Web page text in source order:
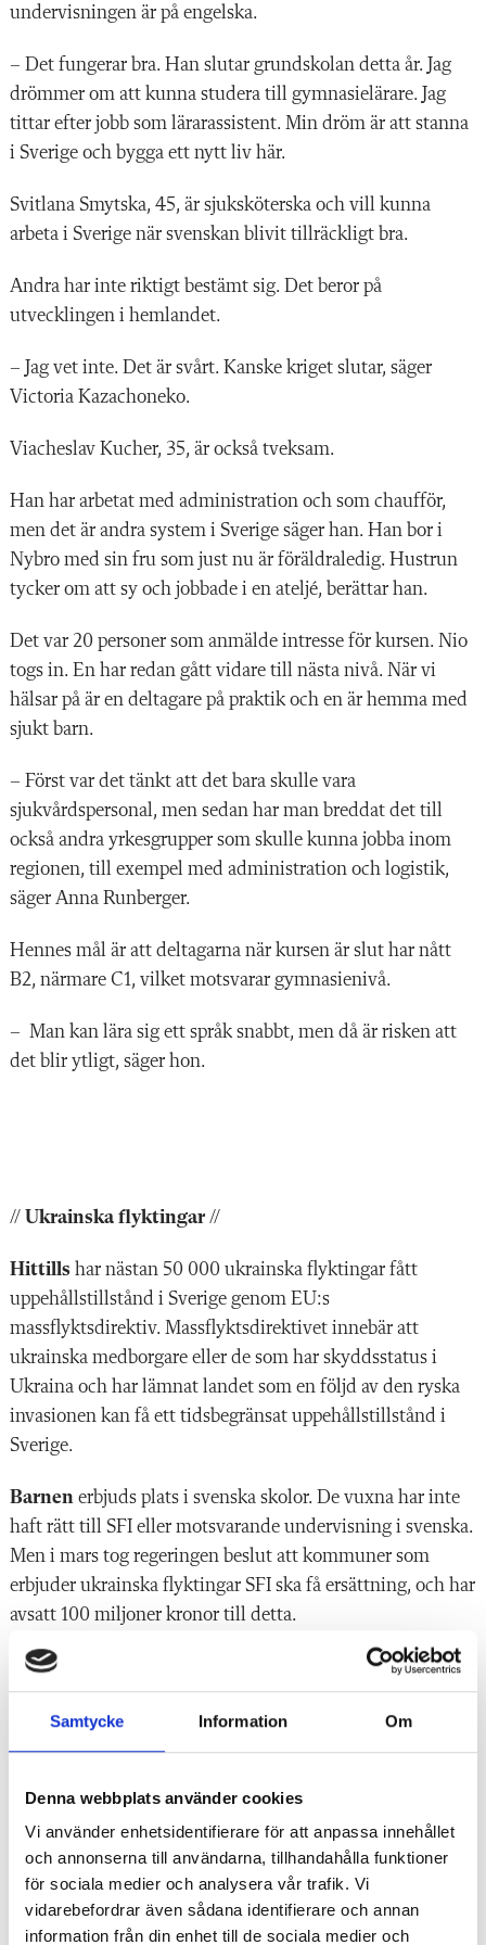
Samtycke Information Om
Denna webbplats använder cookies
Vi använder enhetsidentifierare för att anpassa innehållet
och annonserna till användarna, tillhandahålla funktioner
för sociala medier och analysera vår trafik. Vi
vidarebefordrar även sådana identifierare och annan
information från din enhet till de sociala medier och
undervisningen är på engelska.
– Det fungerar bra. Han slutar grundskolan detta år. Jag
drömmer om att kunna studera till gymnasielärare. Jag
tittar efter jobb som lärarassistent. Min dröm är att stanna
i Sverige och bygga ett nytt liv här.
Svitlana Smytska, 45, är sjuksköterska och vill kunna
arbeta i Sverige när svenskan blivit tillräckligt bra.
Andra har inte riktigt bestämt sig. Det beror på
utvecklingen i hemlandet.
– Jag vet inte. Det är svårt. Kanske kriget slutar, säger
Victoria Kazachoneko.
Viacheslav Kucher, 35, är också tveksam.
Han har arbetat med administration och som chaufför,
men det är andra system i Sverige säger han. Han bor i
Nybro med sin fru som just nu är föräldraledig. Hustrun
tycker om att sy och jobbade i en ateljé, berättar han.
Det var 20 personer som anmälde intresse för kursen. Nio
togs in. En har redan gått vidare till nästa nivå. När vi
hälsar på är en deltagare på praktik och en är hemma med
sjukt barn.
– Först var det tänkt att det bara skulle vara
sjukvårdspersonal, men sedan har man breddat det till
också andra yrkesgrupper som skulle kunna jobba inom
regionen, till exempel med administration och logistik,
säger Anna Runberger.
Hennes mål är att deltagarna när kursen är slut har nått
B2, närmare C1, vilket motsvarar gymnasienivå.
– Man kan lära sig ett språk snabbt, men då är risken att
det blir ytligt, säger hon.
// Ukrainska flyktingar //
Hittills har nästan 50 000 ukrainska flyktingar fått
uppehållstillstånd i Sverige genom EU:s
massflyktsdirektiv. Massflyktsdirektivet innebär att
ukrainska medborgare eller de som har skyddsstatus i
Ukraina och har lämnat landet som en följd av den ryska
invasionen kan få ett tidsbegränsat uppehållstillstånd i
Sverige.
Barnen erbjuds plats i svenska skolor. De vuxna har inte
haft rätt till SFI eller motsvarande undervisning i svenska.
Men i mars tog regeringen beslut att kommuner som
erbjuder ukrainska flyktingar SFI ska få ersättning, och har
avsatt 100 miljoner kronor till detta.
I höstas
beslutade regeringen att satsa 30 miljoner kronor
på "Svenska från dag ett". Det är en kurs som
folkhögskolor och studieförbund kan erbjuda om de vill.
Det är också frivilligt att gå "Svenska från dag ett".
Under flyktingvågen2015 insåg Region Kalmar län att
de hade möjlighet att hitta kompetent arbetskraft hos de
nyanlända. Kursen Svenska i vården på Högalids
folkhögskola är speciellt framtagen för personer med
utländsk yrkeslegitimation inom sjukvård. Deltagarna